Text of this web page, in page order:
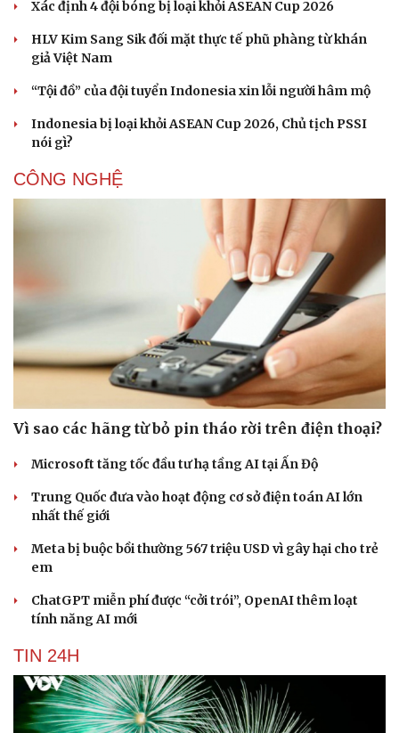
Xác định 4 đội bóng bị loại khỏi ASEAN Cup 2026
HLV Kim Sang Sik đối mặt thực tế phũ phàng từ khán
giả Việt Nam
“Tội đồ” của đội tuyển Indonesia xin lỗi người hâm mộ
Indonesia bị loại khỏi ASEAN Cup 2026, Chủ tịch PSSI
nói gì?
CÔNG NGHỆ
Vì sao các hãng từ bỏ pin tháo rời trên điện thoại?
Microsoft tăng tốc đầu tư hạ tầng AI tại Ấn Độ
Trung Quốc đưa vào hoạt động cơ sở điện toán AI lớn
nhất thế giới
Meta bị buộc bồi thường 567 triệu USD vì gây hại cho trẻ
em
ChatGPT miễn phí được “cởi trói”, OpenAI thêm loạt
tính năng AI mới
TIN 24H